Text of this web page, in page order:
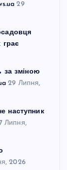
29
грає
за зміною
29 Липня,
наступник
Липня,
2026